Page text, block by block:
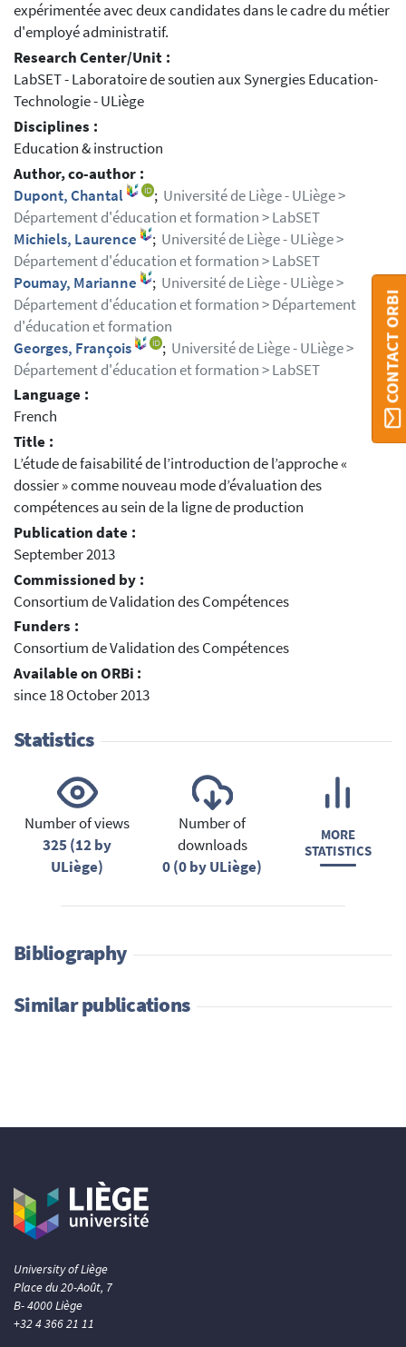
expérimentée avec deux candidates dans le cadre du métier
d'employé administratif.
Research Center/Unit :
LabSET - Laboratoire de soutien aux Synergies Education-
Technologie - ULiège
Disciplines :
Education & instruction
Author, co-author :
Dupont, Chantal
; Université de Liège - ULiège >
Département d'éducation et formation > LabSET
Michiels, Laurence
; Université de Liège - ULiège >
Département d'éducation et formation > LabSET
Poumay, Marianne
; Université de Liège - ULiège >
Département d'éducation et formation > Département
d'éducation et formation
Georges, François
; Université de Liège - ULiège >
Département d'éducation et formation > LabSET
Language :
French
Title :
L’étude de faisabilité de l’introduction de l’approche «
dossier » comme nouveau mode d’évaluation des
compétences au sein de la ligne de production
Publication date :
September 2013
Commissioned by :
Consortium de Validation des Compétences
Funders :
Consortium de Validation des Compétences
Available on ORBi :
since 18 October 2013
Statistics
Number of views
325 (12 by
ULiège)
Number of
downloads
0 (0 by ULiège)
MORE
STATISTICS
Bibliography
Similar publications
CONTACT ORBI
University of Liège
Place du 20-Août, 7
B- 4000 Liège
+32 4 366 21 11